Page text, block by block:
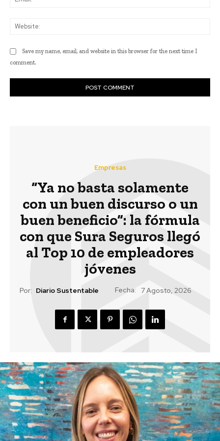
Save my name, email, and website in this browser for the next time I
comment.